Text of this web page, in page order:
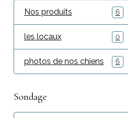
Nos produits 6
les locaux 0
photos de nos chiens 6
Sondage